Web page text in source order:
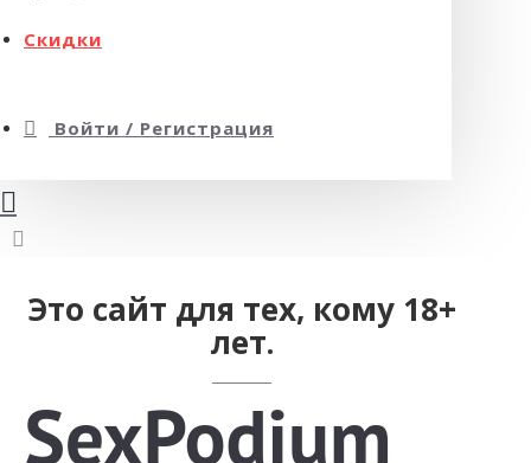
Скидки
Войти / Регистрация
Это сайт для тех, кому 18+
лет.